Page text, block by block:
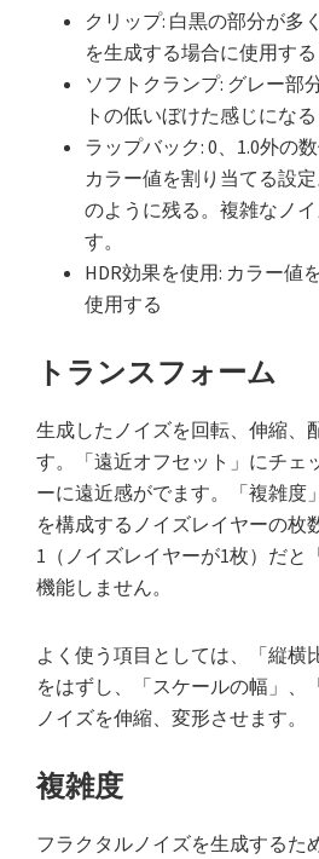
クリップ: 白黒の部分が多
を生成する場合に使用する
ソフトクランプ: グレー部
トの低いぼけた感じになる
ラップバック: 0、1.0外の
カラー値を割り当てる設
のように残る。複雑なノ
す。
HDR効果を使用: カラー値
使用する
トランスフォーム
生成したノイズを回転、伸縮、
す。「遠近オフセット」にチェ
ーに遠近感がでます。「複雑度
を構成するノイズレイヤーの枚
1（ノイズレイヤーが1枚）だと
機能しません。
よく使う項目としては、「縦横
をはずし、「スケールの幅」、
ノイズを伸縮、変形させます。
複雑度
フラクタルノイズを生成するた